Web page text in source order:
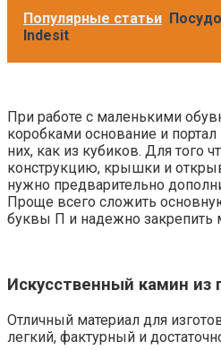
Популярные статьи
Indesit
При работе с маленькими
коробками основание и
них, как из кубиков. Для того
конструкцию, крышки и
нужно предварительно
Проще всего сложить
буквы П и надежно закрепить
Искусственный камин из
Отличный материал для
легкий, фактурный и